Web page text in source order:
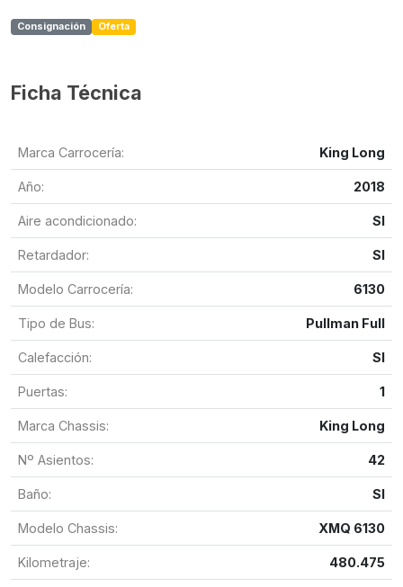
Consignación Oferta
Ficha Técnica
Marca Carrocería: King Long
Año: 2018
Aire acondicionado: SI
Retardador: SI
Modelo Carrocería: 6130
Tipo de Bus: Pullman Full
Calefacción: SI
Puertas: 1
Marca Chassis: King Long
Nº Asientos: 42
Baño: SI
Modelo Chassis: XMQ 6130
Kilometraje: 480.475